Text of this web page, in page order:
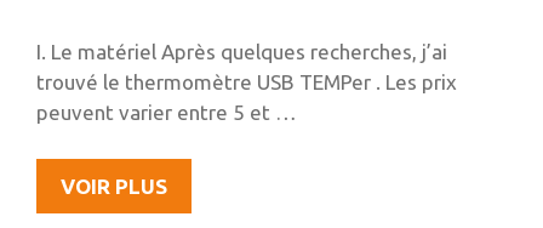
ET
D’ENQUÊTE…
I. Le matériel Après quelques recherches, j’ai
trouvé le thermomètre USB TEMPer . Les prix
peuvent varier entre 5 et …
VOIR PLUSRELEVER
ET